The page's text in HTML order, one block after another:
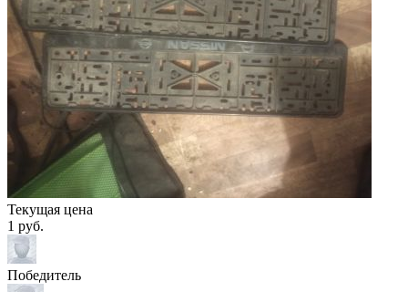
Текущая цена
1 руб.
Победитель